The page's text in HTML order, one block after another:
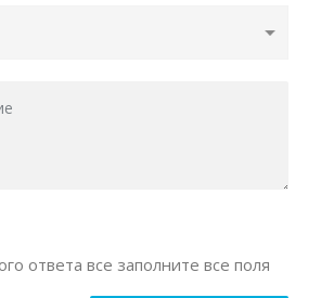
ответа все заполните все поля